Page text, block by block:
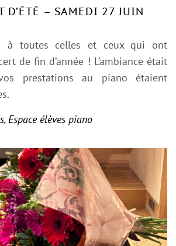
D’ÉTÉ – SAMEDI 27 JUIN
à toutes celles et ceux qui ont
de fin d’année ! L’ambiance était
prestations au piano étaient
, Espace élèves piano